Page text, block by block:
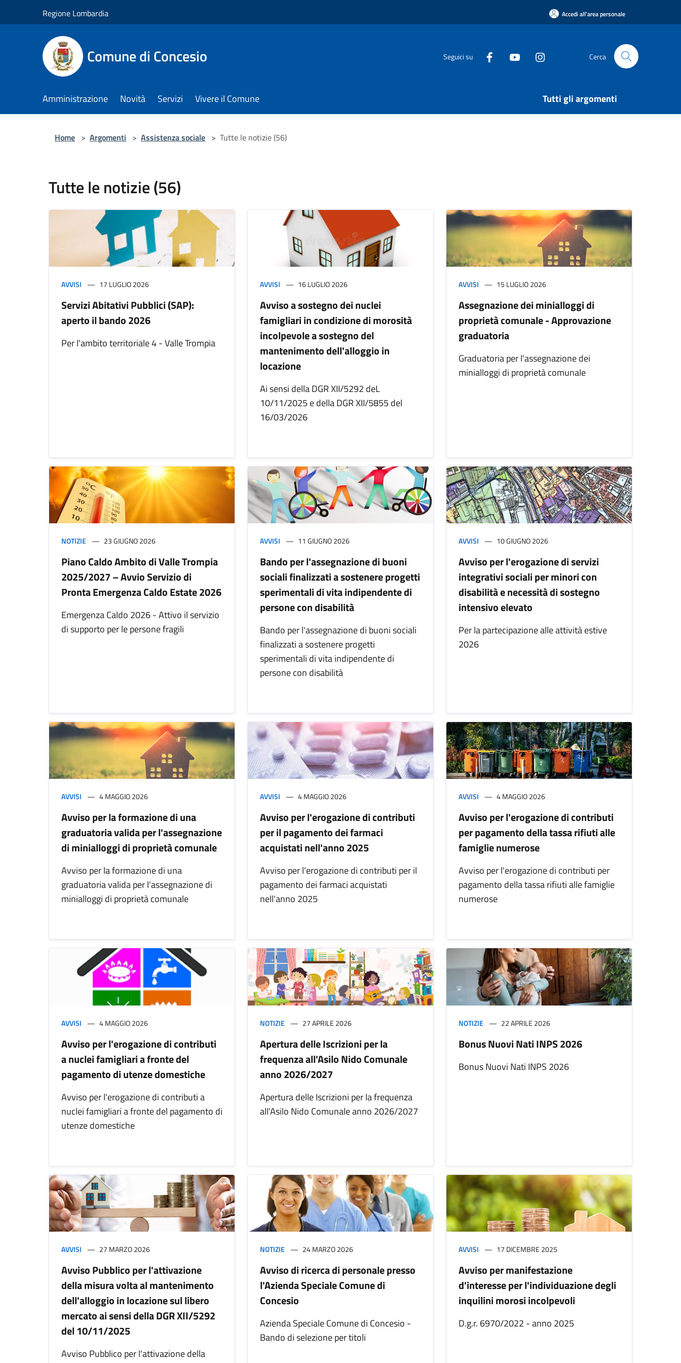
Regione Lombardia Accedi all'area personale
Comune di Concesio Seguici su Cerca
Amministrazione Novità Servizi Vivere il Comune Tutti gli argomenti
Home > Argomenti > Assistenza sociale > Tutte le notizie (56)
Tutte le notizie (56)
AVVISI 17 LUGLIO 2026
Servizi Abitativi Pubblici (SAP):
aperto il bando 2026
Per l'ambito territoriale 4 - Valle Trompia
AVVISI 16 LUGLIO 2026
Avviso a sostegno dei nuclei
famigliari in condizione di morosità
incolpevole a sostegno del
mantenimento dell'alloggio in
locazione
Ai sensi della DGR XII/5292 deL
10/11/2025 e della DGR XII/5855 del
16/03/2026
AVVISI 15 LUGLIO 2026
Assegnazione dei minialloggi di
proprietà comunale - Approvazione
graduatoria
Graduatoria per l'assegnazione dei
minialloggi di proprietà comunale
NOTIZIE 23 GIUGNO 2026
Piano Caldo Ambito di Valle Trompia
2025/2027 – Avvio Servizio di
Pronta Emergenza Caldo Estate 2026
Emergenza Caldo 2026 - Attivo il servizio
di supporto per le persone fragili
AVVISI 11 GIUGNO 2026
Bando per l'assegnazione di buoni
sociali finalizzati a sostenere progetti
sperimentali di vita indipendente di
persone con disabilità
Bando per l'assegnazione di buoni sociali
finalizzati a sostenere progetti
sperimentali di vita indipendente di
persone con disabilità
AVVISI 10 GIUGNO 2026
Avviso per l'erogazione di servizi
integrativi sociali per minori con
disabilità e necessità di sostegno
intensivo elevato
Per la partecipazione alle attività estive
2026
AVVISI 4 MAGGIO 2026
Avviso per la formazione di una
graduatoria valida per l'assegnazione
di minialloggi di proprietà comunale
Avviso per la formazione di una
graduatoria valida per l'assegnazione di
minialloggi di proprietà comunale
AVVISI 4 MAGGIO 2026
Avviso per l'erogazione di contributi
per il pagamento dei farmaci
acquistati nell'anno 2025
Avviso per l'erogazione di contributi per il
pagamento dei farmaci acquistati
nell'anno 2025
AVVISI 4 MAGGIO 2026
Avviso per l'erogazione di contributi
per pagamento della tassa rifiuti alle
famiglie numerose
Avviso per l'erogazione di contributi per
pagamento della tassa rifiuti alle famiglie
numerose
AVVISI 4 MAGGIO 2026
Avviso per l'erogazione di contributi
a nuclei famigliari a fronte del
pagamento di utenze domestiche
Avviso per l'erogazione di contributi a
nuclei famigliari a fronte del pagamento di
utenze domestiche
NOTIZIE 27 APRILE 2026
Apertura delle Iscrizioni per la
frequenza all'Asilo Nido Comunale
anno 2026/2027
Apertura delle Iscrizioni per la frequenza
all'Asilo Nido Comunale anno 2026/2027
NOTIZIE 22 APRILE 2026
Bonus Nuovi Nati INPS 2026
Bonus Nuovi Nati INPS 2026
AVVISI 27 MARZO 2026
Avviso Pubblico per l'attivazione
della misura volta al mantenimento
dell'alloggio in locazione sul libero
mercato ai sensi della DGR XII/5292
del 10/11/2025
Avviso Pubblico per l'attivazione della
NOTIZIE 24 MARZO 2026
Avviso di ricerca di personale presso
l'Azienda Speciale Comune di
Concesio
Azienda Speciale Comune di Concesio -
Bando di selezione per titoli
AVVISI 17 DICEMBRE 2025
Avviso per manifestazione
d'interesse per l'individuazione degli
inquilini morosi incolpevoli
D.g.r. 6970/2022 - anno 2025